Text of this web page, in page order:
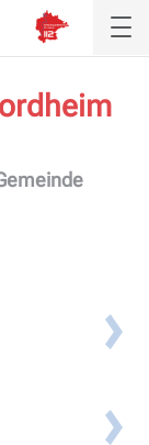
Inspektion